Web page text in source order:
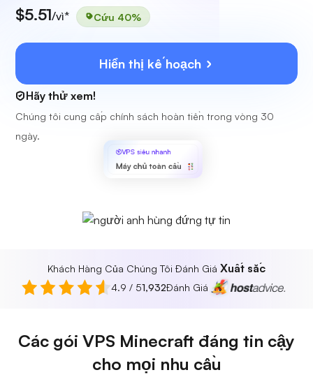
$5.51/vì* Cứu 40%
Hiển thị kế hoạch
Hãy thử xem!
Chúng tôi cung cấp chính sách hoàn tiền trong vòng 30
ngày.
VPS siêu nhanh
Máy chủ toàn cầu
Khách Hàng Của Chúng Tôi Đánh Giá Xuất sắc
4.9 / 51,932Đánh Giá
Các gói VPS Minecraft đáng tin cậy
cho mọi nhu cầu